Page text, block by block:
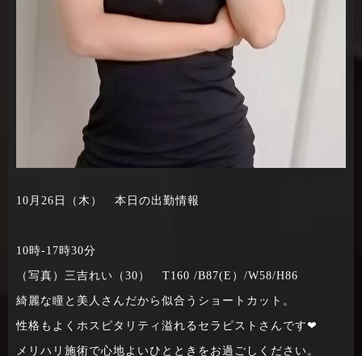
10月26日（木） 本日の出勤情報
10時‐17時30分
（写真）三吉れい（30） T160 /B87(E）/W58/H86
綺麗な瞳と美人さんだから似合うショートカット。
性格もよくホスピタリティ溢れるセラピストさんです❤
メリハリ施術で心地よいひとときをお過ごしください。